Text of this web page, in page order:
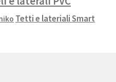
Tetti e lateriali Smart